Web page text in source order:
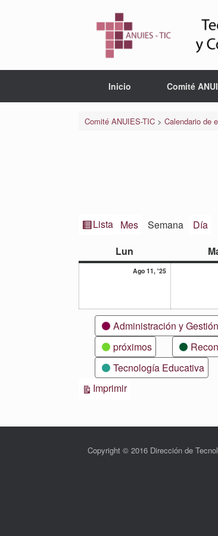
Inicio Comité
Comité ANUIES-TIC> Calendario de
Ver
Lista Mes Semana Día
Lun
Ago 11, '2511
CategoríasAdministración y
próximos
Tecnología Educativa
ImprimirVistas
Copyright © 2016 Dirección de